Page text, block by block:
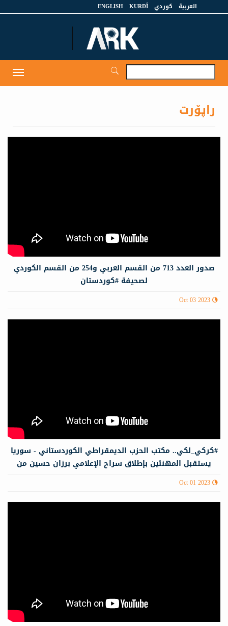
العربية كوردي KURDÎ
ENGLISH
راپۆرت
صدور العدد 713 من القسم العربي و254 من القسم الكوردي
لصحيفة #كوردستان
Oct 03 2023
#كركي_لكي.. مكتب الحزب الديمقراطي الكوردستاني - سوريا
يستقبل المهنئين بإطلاق سراح الإعلامي برزان حسين من
Oct 01 2023